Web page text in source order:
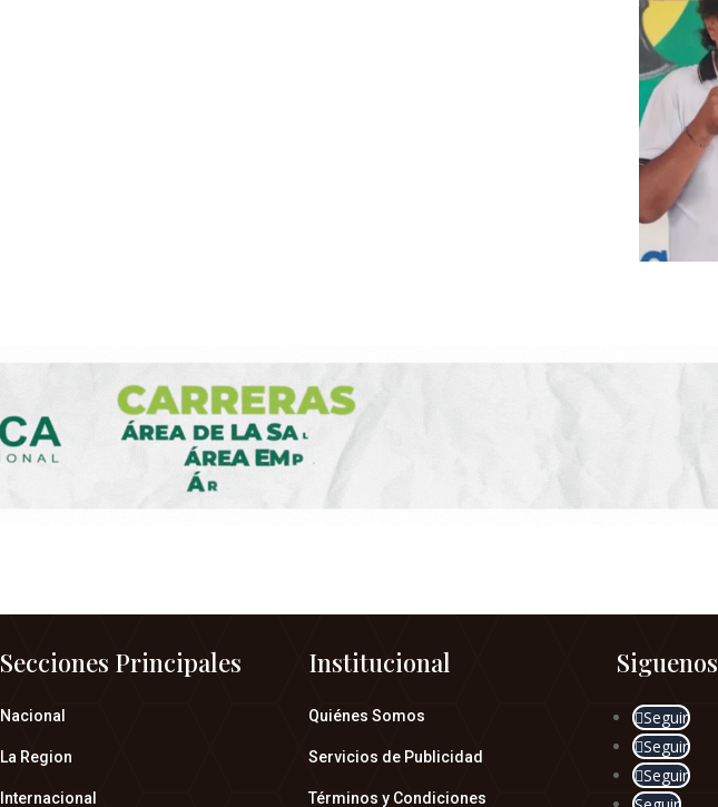
Secciones Principales
Nacional
La Region
Internacional
Institucional
Quiénes Somos
Servicios de Publicidad
Términos y Condiciones
Siguenos
Seguir
Seguir
Seguir